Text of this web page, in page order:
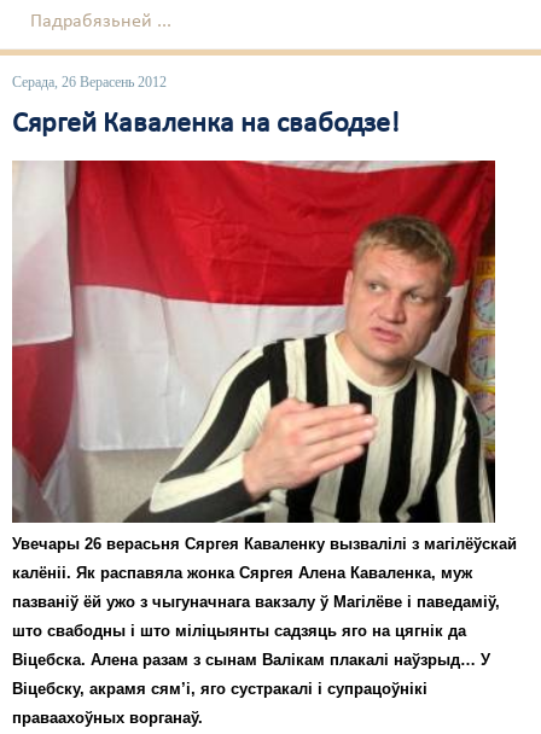
Падрабязьней ...
Серада, 26 Верасень 2012
Сяргей Каваленка на свабодзе!
Увечары 26 верасьня Сяргея Каваленку вызвалілі з магілёўскай
калёніі. Як распавяла жонка Сяргея Алена Каваленка, муж
пазваніў ёй ужо з чыгуначнага вакзалу ў Магілёве і паведаміў,
што свабодны і што міліцыянты садзяць яго на цягнік да
Віцебска. Алена разам з сынам Валікам плакалі наўзрыд… У
Віцебску, акрамя сям’і, яго сустракалі і супрацоўнікі
праваахоўных ворганаў.